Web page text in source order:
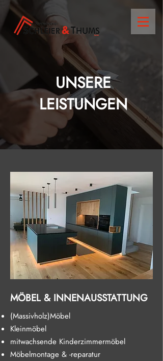
UNSERE
LEISTUNGEN
MÖBEL & INNENAUSSTATTUNG
(Massivholz)Möbel
Kleinmöbel
mitwachsende Kinderzimmermöbel
Möbelmontage & -reparatur